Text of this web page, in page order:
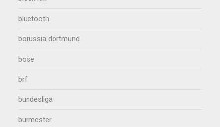
bluetooth
borussia dortmund
bose
brf
bundesliga
burmester